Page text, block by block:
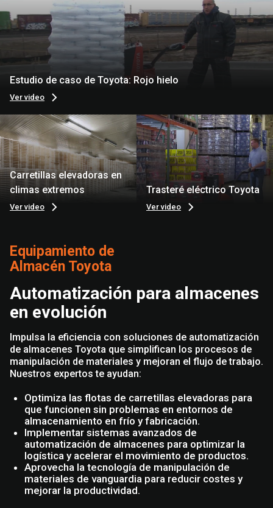
Estudio de caso de Toyota: Rojo hielo
Ver video
Carretillas elevadoras en
climas extremos
Ver video
Trasteré eléctrico Toyota
Ver video
Equipamiento de
Almacén Toyota
Automatización para almacenes
en evolución
Impulsa la eficiencia con soluciones de automatización
de almacenes Toyota que simplifican los procesos de
manipulación de materiales y mejoran el flujo de trabajo.
Nuestros expertos te ayudan:
Optimiza las flotas de carretillas elevadoras para
que funcionen sin problemas en entornos de
almacenamiento en frío y fabricación.
Implementar sistemas avanzados de
automatización de almacenes para optimizar la
logística y acelerar el movimiento de productos.
Aprovecha la tecnología de manipulación de
materiales de vanguardia para reducir costes y
mejorar la productividad.